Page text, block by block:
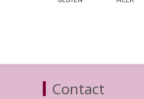
Contact